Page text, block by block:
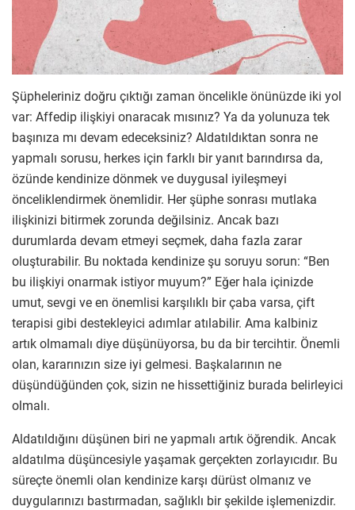
Şüpheleriniz doğru çıktığı zaman öncelikle önünüzde iki yol
var: Affedip ilişkiyi onaracak mısınız? Ya da yolunuza tek
başınıza mı devam edeceksiniz? Aldatıldıktan sonra ne
yapmalı sorusu, herkes için farklı bir yanıt barındırsa da,
özünde kendinize dönmek ve duygusal iyileşmeyi
önceliklendirmek önemlidir. Her şüphe sonrası mutlaka
ilişkinizi bitirmek zorunda değilsiniz. Ancak bazı
durumlarda devam etmeyi seçmek, daha fazla zarar
oluşturabilir. Bu noktada kendinize şu soruyu sorun: “Ben
bu ilişkiyi onarmak istiyor muyum?” Eğer hala içinizde
umut, sevgi ve en önemlisi karşılıklı bir çaba varsa, çift
terapisi gibi destekleyici adımlar atılabilir. Ama kalbiniz
artık olmamalı diye düşünüyorsa, bu da bir tercihtir. Önemli
olan, kararınızın size iyi gelmesi. Başkalarının ne
düşündüğünden çok, sizin ne hissettiğiniz burada belirleyici
olmalı.
Aldatıldığını düşünen biri ne yapmalı artık öğrendik. Ancak
aldatılma düşüncesiyle yaşamak gerçekten zorlayıcıdır. Bu
süreçte önemli olan kendinize karşı dürüst olmanız ve
duygularınızı bastırmadan, sağlıklı bir şekilde işlemenizdir.